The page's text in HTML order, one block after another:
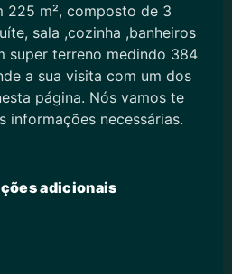
225 m², composto de 3
sala ,cozinha ,banheiros
super terreno medindo 384
a sua visita com um dos
página. Nós vamos te
informações necessárias.
adicionais